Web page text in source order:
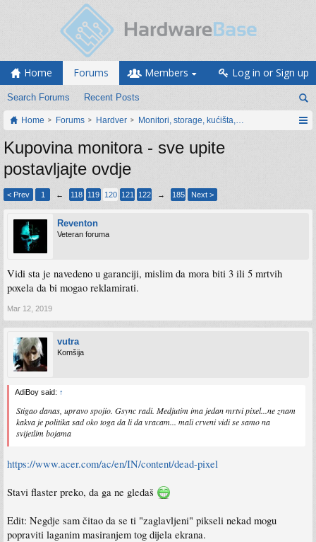
Home Forums
Search Forums Recent Posts
Members Log in or Sign up
Home Forums Hardver Monitori, storage, kućišta, periferija
Kupovina monitora - sve upite
postavljajte ovdje
< Prev 1 ← 118 119 120 121 122 → 185 Next >
Reventon
Veteran foruma
Vidi sta je navedeno u garanciji, mislim da mora biti 3 ili 5 mrtvih
poxela da bi mogao reklamirati.
Mar 12, 2019
vutra
Komšija
AdiBoy said: ↑
Stigao danas, upravo spojio. Gsync radi. Medjutim ima jedan mrtvi pixel...ne znam
kakva je politika sad oko toga da li da vracam... mali crveni vidi se samo na
svijetlim bojama
https://www.acer.com/ac/en/IN/content/dead-pixel
Stavi flaster preko, da ga ne gledaš
Edit: Negdje sam čitao da se ti "zaglavljeni" pikseli nekad mogu
popraviti laganim masiranjem tog dijela ekrana.